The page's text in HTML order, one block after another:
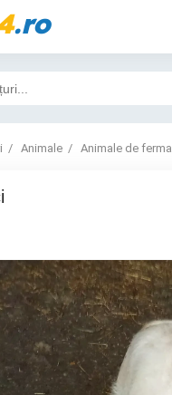
.ro
Animale Animale de ferma